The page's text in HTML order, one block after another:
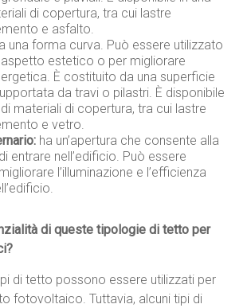
di copertura, tra cui lastre
e asfalto.
una forma curva. Può essere utilizzato
estetico o per migliorare
È costituito da una superficie
da travi o pilastri. È disponibile
materiali di copertura, tra cui lastre
e vetro.
ha un’apertura che consente alla
entrare nell’edificio. Può essere
l’illuminazione e l’efficienza
di queste tipologie di tetto per
di tetto possono essere utilizzati per
fotovoltaico. Tuttavia, alcuni tipi di